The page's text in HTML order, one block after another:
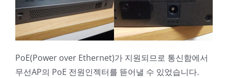
PoE(Power over Ethernet)가 지원되므로 통신함에서
무선AP의 PoE 전원인젝터를 뜯어낼 수 있었습니다.